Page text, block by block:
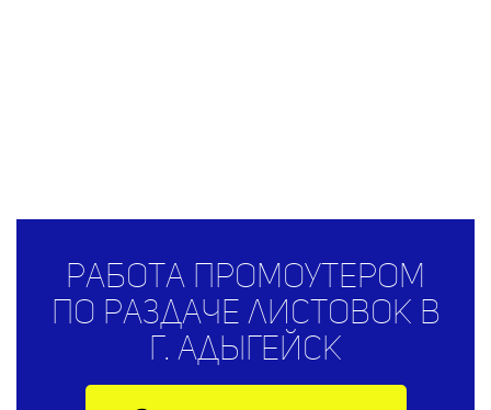
Работа промоутером
по раздаче листовок в
г. Адыгейск